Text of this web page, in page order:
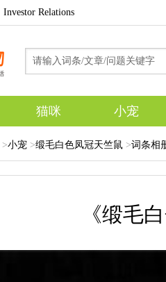
Investor Relations
猫咪 小宠
>小宠 >缎毛白色凤冠天竺鼠 >词条相
《缎毛